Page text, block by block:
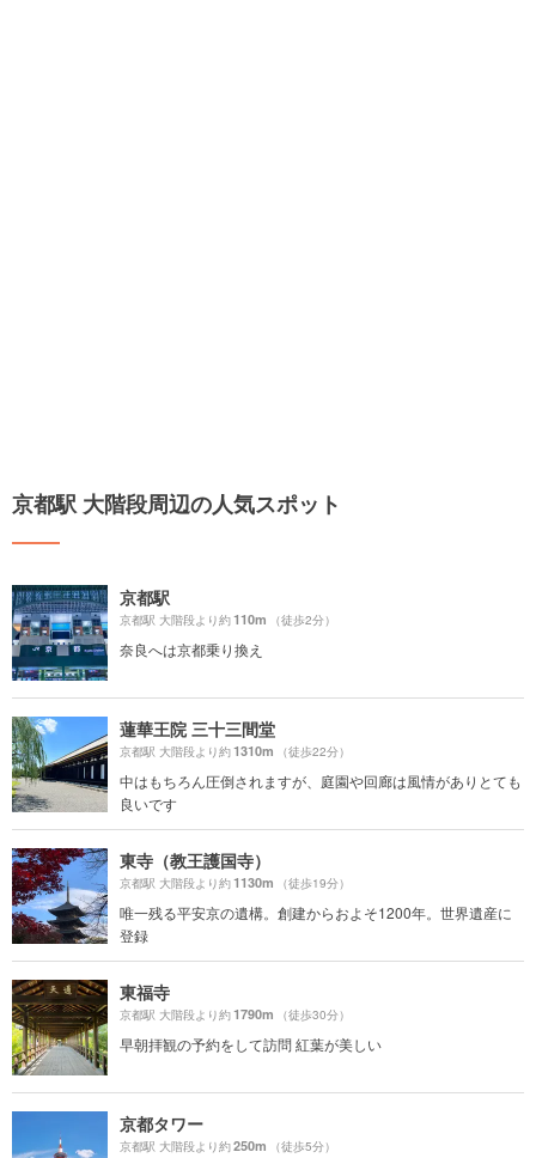
京都駅 大階段周辺の人気スポット
京都駅
京都駅 大階段より約110m （徒歩2分）
奈良へは京都乗り換え
蓮華王院 三十三間堂
京都駅 大階段より約1310m （徒歩22分）
中はもちろん圧倒されますが、庭園や回廊は風情がありとても
良いです
東寺（教王護国寺）
京都駅 大階段より約1130m （徒歩19分）
唯一残る平安京の遺構。創建からおよそ1200年。世界遺産に
登録
東福寺
京都駅 大階段より約1790m （徒歩30分）
早朝拝観の予約をして訪問 紅葉が美しい
京都タワー
京都駅 大階段より約250m （徒歩5分）